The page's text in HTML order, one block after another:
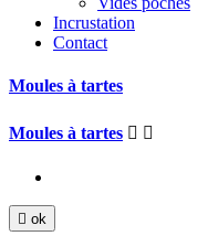
Incrustation
Contact
Moules à tartes
Moules à tartes  
 ok